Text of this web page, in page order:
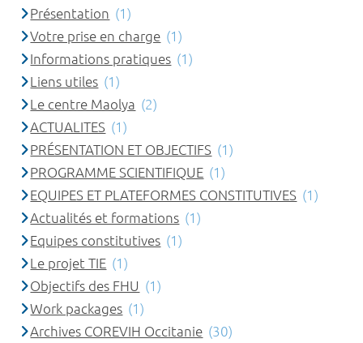
Présentation (1)
Votre prise en charge (1)
Informations pratiques (1)
Liens utiles (1)
Le centre Maolya (2)
ACTUALITES (1)
PRÉSENTATION ET OBJECTIFS (1)
PROGRAMME SCIENTIFIQUE (1)
EQUIPES ET PLATEFORMES CONSTITUTIVES (1)
Actualités et formations (1)
Equipes constitutives (1)
Le projet TIE (1)
Objectifs des FHU (1)
Work packages (1)
Archives COREVIH Occitanie (30)